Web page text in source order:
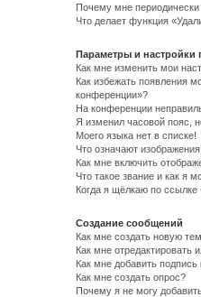
Почему мне периодически
Что делает функция
Параметры и настройки
Как мне изменить мои
Как избежать появления
конференции»?
На конференции
Я изменил часовой пояс,
Моего языка нет в списке!
Что означают
Как мне включить
Что такое звание и как я
Когда я щёлкаю по
Создание сообщений
Как мне создать новую
Как мне отредактировать
Как мне добавить
Как мне создать опрос?
Почему я не могу